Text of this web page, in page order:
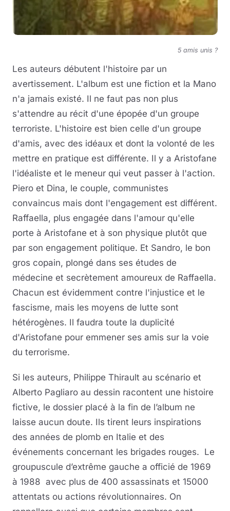
5 amis unis ?
Les auteurs débutent l'histoire par un
avertissement. L'album est une fiction et la Mano
n'a jamais existé. Il ne faut pas non plus
s'attendre au récit d'une épopée d'un groupe
terroriste. L'histoire est bien celle d'un groupe
d'amis, avec des idéaux et dont la volonté de les
mettre en pratique est différente. Il y a Aristofane
l'idéaliste et le meneur qui veut passer à l'action.
Piero et Dina, le couple, communistes
convaincus mais dont l'engagement est différent.
Raffaella, plus engagée dans l'amour qu'elle
porte à Aristofane et à son physique plutôt que
par son engagement politique. Et Sandro, le bon
gros copain, plongé dans ses études de
médecine et secrètement amoureux de Raffaella.
Chacun est évidemment contre l'injustice et le
fascisme, mais les moyens de lutte sont
hétérogènes. Il faudra toute la duplicité
d'Aristofane pour emmener ses amis sur la voie
du terrorisme.
Si les auteurs, Philippe Thirault au scénario et
Alberto Pagliaro au dessin racontent une histoire
fictive, le dossier placé à la fin de l’album ne
laisse aucun doute. Ils tirent leurs inspirations
des années de plomb en Italie et des
événements concernant les brigades rouges. Le
groupuscule d’extrême gauche a officié de 1969
à 1988 avec plus de 400 assassinats et 15000
attentats ou actions révolutionnaires. On